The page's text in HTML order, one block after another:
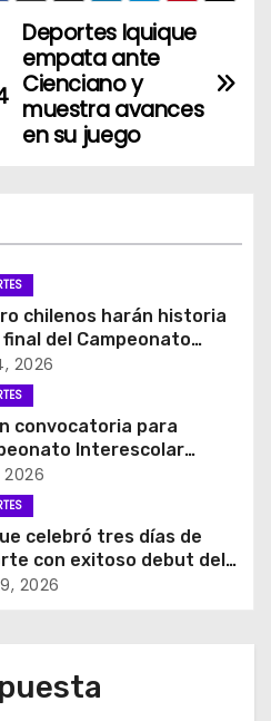
Deportes Iquique
empata ante
Cienciano y
muestra avances
en su juego
chilenos harán historia
del Campeonato
de Motocross más
del mundo
2026
convocatoria para
Interescolar
11 “Copa Collahuasi
celebró tres días de
con exitoso debut del
Triathlon
2026